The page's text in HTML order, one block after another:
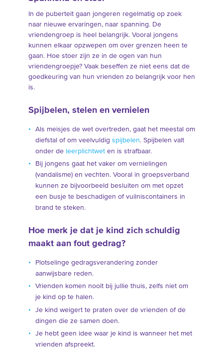
In de puberteit gaan jongeren regelmatig op zoek
naar nieuwe ervaringen, naar spanning. De
vriendengroep is heel belangrijk. Vooral jongens
kunnen elkaar opzwepen om over grenzen heen te
gaan. Hoe stoer zijn ze in de ogen van hun
vriendengroepje? Vaak beseffen ze niet eens dat de
goedkeuring van hun vrienden zo belangrijk voor hen
is.
Spijbelen, stelen en vernielen
Als meisjes de wet overtreden, gaat het meestal om
diefstal of om veelvuldig spijbelen. Spijbelen valt
onder de leerplichtweten is strafbaar.
Bij jongens gaat het vaker om vernielingen
(vandalisme) en vechten. Vooral in groepsverband
kunnen ze bijvoorbeeld besluiten om met opzet
een busje te beschadigen of vuilniscontainers in
brand te steken.
Hoe merk je dat je kind zich schuldig
maakt aan fout gedrag?
Plotselinge gedragsverandering zonder
aanwijsbare reden.
Vrienden komen nooit bij jullie thuis, zelfs niet om
je kind op te halen.
Je kind weigert te praten over de vrienden of de
dingen die ze samen doen.
Je hebt geen idee waar je kind is wanneer het met
vrienden afspreekt.